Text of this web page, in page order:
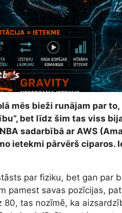
mēs bieži runājam par
bet līdz šim tas viss
sadarbībā ar AWS
ietekmi pārvērš ciparos.
par fiziku, bet gan par
pamest savas pozīcijas,
80, tas nozīmē, ka